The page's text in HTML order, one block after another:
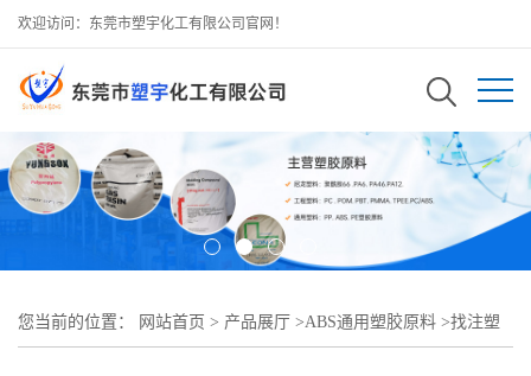
欢迎访问：东莞市塑宇化工有限公司官网！
您当前的位置： 网站首页 > 产品展厅 >ABS通用塑胶原料 >找注塑